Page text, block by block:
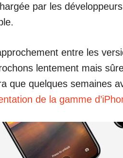
par les
entre les
lentement mais
que quelques semaines
de la gamme